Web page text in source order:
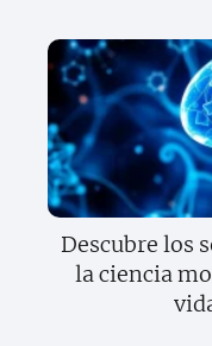
Descubre los
la ciencia